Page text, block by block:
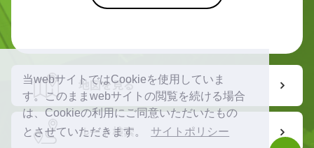
当webサイトではCookieを使用していま
す。このままwebサイトの閲覧を続ける場合
は、Cookieの利用にご同意いただいたもの
とさせていただきます。
サイトポリシー
地図を見る
ルート検索